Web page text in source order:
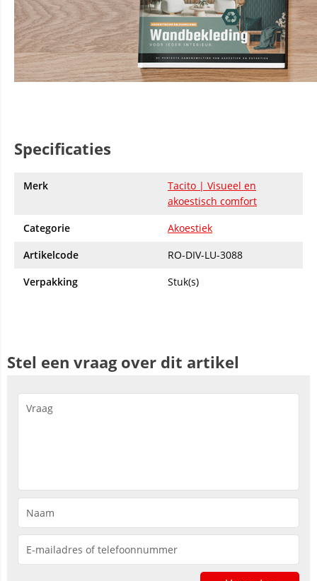
Specificaties
Merk
Tacito | Visueel en
akoestisch comfort
Categorie
Akoestiek
Artikelcode
RO-DIV-LU-3088
Verpakking
Stuk(s)
Stel een vraag over dit artikel